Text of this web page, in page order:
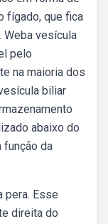
fígado, que fica
Weba vesícula
pelo
na maioria dos
biliar
abaixo do
função da
pera. Esse
direita do